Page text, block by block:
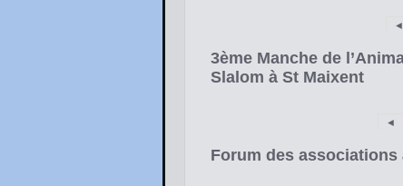
◄
3ème Manche de
Slalom à St Maixent
◄
Forum des associations